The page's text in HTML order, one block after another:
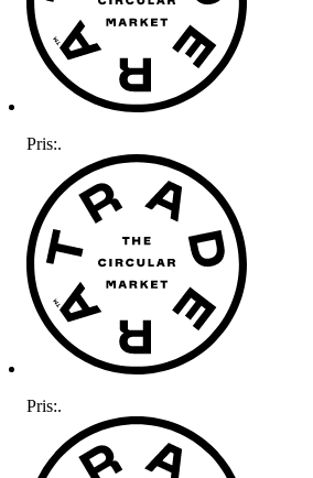
Pris:.
Pris:.